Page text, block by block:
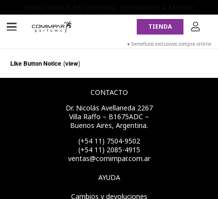
TIENDA
● beneficios exclusivos compra online
Like Button Notice (view)
CONTACTO
Dr. Nicolás Avellaneda 2267
Villa Raffo – B1675ADC –
Buenos Aires, Argentina.
(+54 11) 7504-9502
(+54 11) 2085-4915
ventas@comimpar.com.ar
AYUDA
Cambios y devoluciones